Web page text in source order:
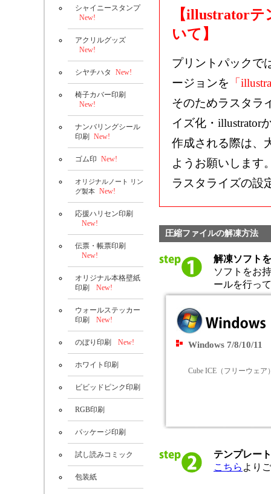
【illustrator
いて】
プリントパックで
ージョンを 「
そのためラスタラ
イズ化・illustrator
作成される際は、
ようお願いします
ラスタライズの
圧縮ファイルの解凍方法
解凍ソフト
ソフトをお
ールを行っ
Windows 7/8/10/11
Cube ICE（フリーウェア
テンプレー
こちら より
シャイニースタンプ
New!
アクリルグッズ
New!
シヤチハタ New!
椅子カバー印刷
New!
ナンバリングシール
印刷 New!
ゴム印 New!
オリジナルノート リン
グ製本 New!
応援ハリセン印刷
New!
伝票・帳票印刷
New!
オリジナル本格壁紙
印刷
New!
ウォールステッカー
印刷
New!
のぼり印刷 New!
ホワイト印刷
ビビッドピンク印刷
RGB印刷
パッケージ印刷
試し読みコミック
包装紙